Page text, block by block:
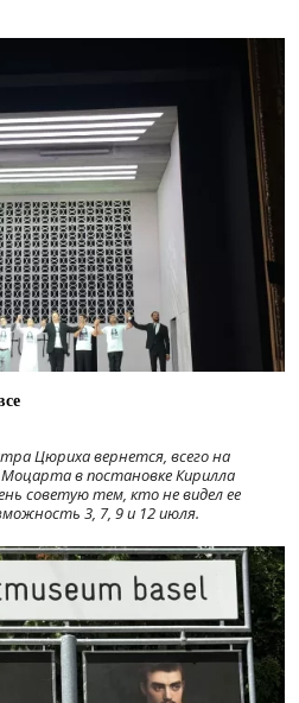
Цюриха вернется, всего на
Моцарта в постановке Кирилла
советую тем, кто не видел ее
3, 7, 9 и 12 июля.